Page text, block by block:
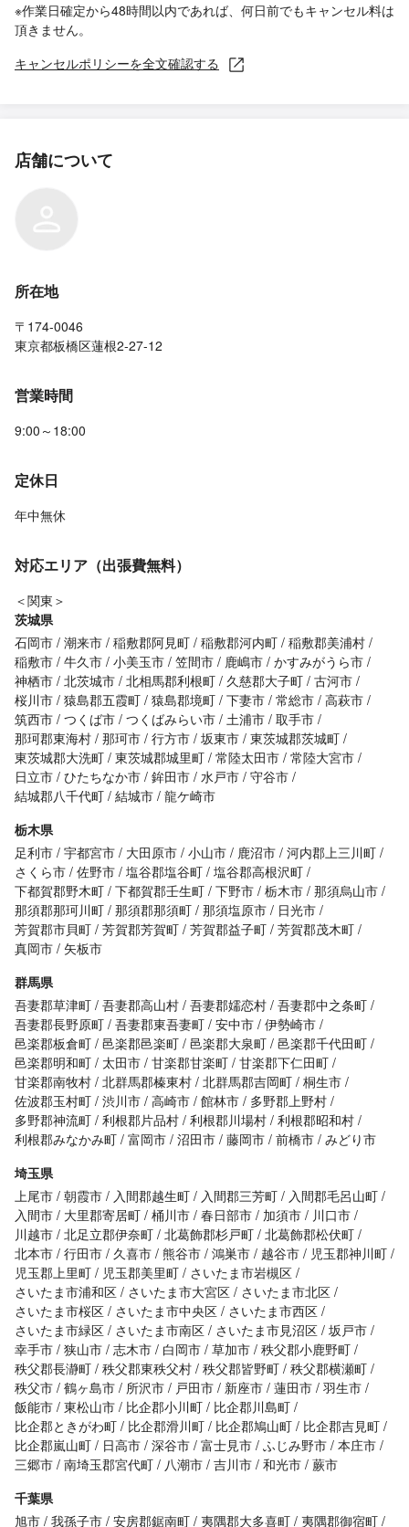
※作業日確定から48時間以内であれば、何日前でもキャンセル料は
頂きません。
キャンセルポリシーを全文確認する
店舗について
所在地
〒174-0046
東京都板橋区蓮根2-27-12
営業時間
9:00～18:00
定休日
年中無休
対応エリア（出張費無料）
＜関東＞
茨城県
石岡市 潮来市 稲敷郡阿見町 稲敷郡河内町 稲敷郡美浦村
稲敷市 牛久市 小美玉市 笠間市 鹿嶋市 かすみがうら市
神栖市 北茨城市 北相馬郡利根町 久慈郡大子町 古河市
桜川市 猿島郡五霞町 猿島郡境町 下妻市 常総市 高萩市
筑西市 つくば市 つくばみらい市 土浦市 取手市
那珂郡東海村 那珂市 行方市 坂東市 東茨城郡茨城町
東茨城郡大洗町 東茨城郡城里町 常陸太田市 常陸大宮市
日立市 ひたちなか市 鉾田市 水戸市 守谷市
結城郡八千代町 結城市 龍ケ崎市
栃木県
足利市 宇都宮市 大田原市 小山市 鹿沼市 河内郡上三川町
さくら市 佐野市 塩谷郡塩谷町 塩谷郡高根沢町
下都賀郡野木町 下都賀郡壬生町 下野市 栃木市 那須烏山市
那須郡那珂川町 那須郡那須町 那須塩原市
日光市
芳賀郡市貝町 芳賀郡芳賀町 芳賀郡益子町 芳賀郡茂木町
真岡市
矢板市
群馬県
吾妻郡草津町 吾妻郡高山村 吾妻郡嬬恋村 吾妻郡中之条町
吾妻郡長野原町 吾妻郡東吾妻町 安中市 伊勢崎市
邑楽郡板倉町 邑楽郡邑楽町 邑楽郡大泉町 邑楽郡千代田町
邑楽郡明和町
太田市 甘楽郡甘楽町 甘楽郡下仁田町
甘楽郡南牧村 北群馬郡榛東村 北群馬郡吉岡町 桐生市
佐波郡玉村町 渋川市 高崎市 館林市
多野郡上野村
多野郡神流町 利根郡片品村 利根郡川場村 利根郡昭和村
利根郡みなかみ町 富岡市 沼田市 藤岡市 前橋市 みどり市
埼玉県
上尾市 朝霞市 入間郡越生町 入間郡三芳町
入間郡毛呂山町
入間市
大里郡寄居町 桶川市 春日部市 加須市
川口市
川越市 北足立郡伊奈町 北葛飾郡杉戸町 北葛飾郡松伏町
北本市 行田市 久喜市 熊谷市 鴻巣市 越谷市
児玉郡神川町
児玉郡上里町
児玉郡美里町
さいたま市岩槻区
さいたま市浦和区
さいたま市大宮区
さいたま市北区
さいたま市桜区
さいたま市中央区
さいたま市西区
さいたま市緑区
さいたま市南区 さいたま市見沼区 坂戸市
幸手市 狭山市 志木市 白岡市 草加市 秩父郡小鹿野町
秩父郡長瀞町 秩父郡東秩父村 秩父郡皆野町 秩父郡横瀬町
秩父市 鶴ヶ島市 所沢市 戸田市 新座市 蓮田市 羽生市
飯能市 東松山市 比企郡小川町
比企郡川島町
比企郡ときがわ町
比企郡滑川町 比企郡鳩山町
比企郡吉見町
比企郡嵐山町
日高市 深谷市 富士見市 ふじみ野市 本庄市
三郷市 南埼玉郡宮代町 八潮市 吉川市 和光市 蕨市
千葉県
旭市 我孫子市 安房郡鋸南町 夷隅郡大多喜町 夷隅郡御宿町